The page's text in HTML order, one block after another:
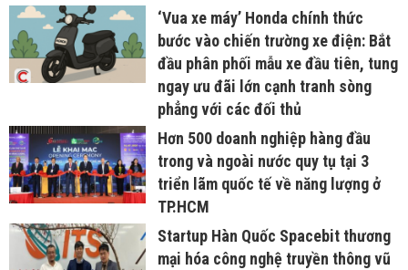
‘Vua xe máy’ Honda chính thức
bước vào chiến trường xe điện: Bắt
đầu phân phối mẫu xe đầu tiên, tung
ngay ưu đãi lớn cạnh tranh sòng
phẳng với các đối thủ
Hơn 500 doanh nghiệp hàng đầu
trong và ngoài nước quy tụ tại 3
triển lãm quốc tế về năng lượng ở
TP.HCM
Startup Hàn Quốc Spacebit thương
mại hóa công nghệ truyền thông vũ